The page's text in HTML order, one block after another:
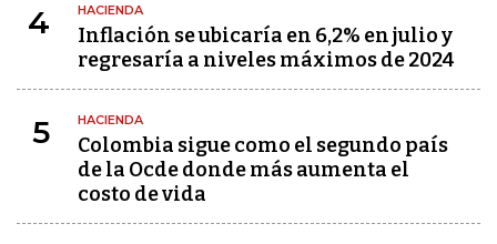
4 HACIENDA
Inflación se ubicaría en 6,2% en julio y
regresaría a niveles máximos de 2024
5 HACIENDA
Colombia sigue como el segundo país
de la Ocde donde más aumenta el
costo de vida